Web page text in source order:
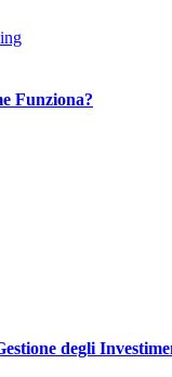
Funziona?
degli